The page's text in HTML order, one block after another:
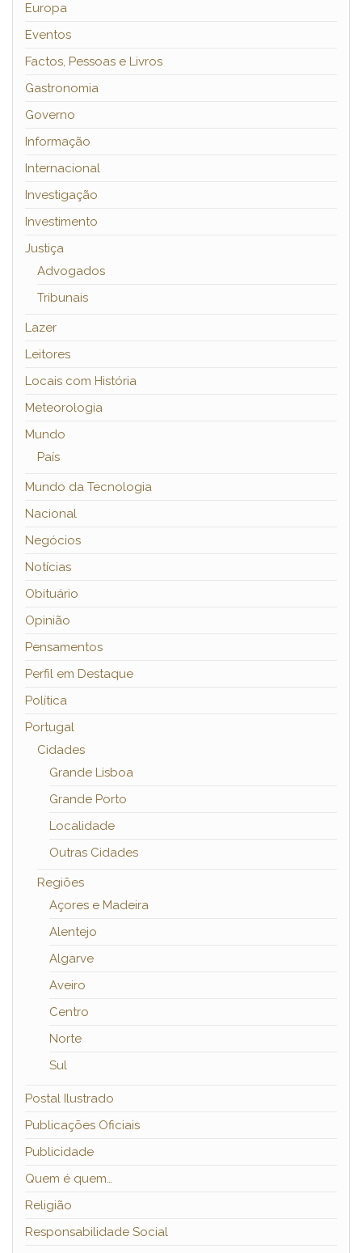
Europa
Eventos
Factos, Pessoas e Livros
Gastronomia
Governo
Informação
Internacional
Investigação
Investimento
Justiça
Advogados
Tribunais
Lazer
Leitores
Locais com História
Meteorologia
Mundo
País
Mundo da Tecnologia
Nacional
Negócios
Notícias
Obituário
Opinião
Pensamentos
Perfil em Destaque
Política
Portugal
Cidades
Grande Lisboa
Grande Porto
Localidade
Outras Cidades
Regiões
Açores e Madeira
Alentejo
Algarve
Aveiro
Centro
Norte
Sul
Postal Ilustrado
Publicações Oficiais
Publicidade
Quem é quem…
Religião
Responsabilidade Social